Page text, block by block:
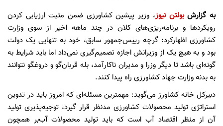
به گزارشبولتن نیوز، وزیر پیشین کشاورزی ضمن مثبت ارزیابی کردن
رویکردها و برنامه‌ریزی‌های کلان در چند ماهه اخیر از سوی وزارت
کشاورزی اظهارکرد: گرچه رییس‌جمهور سابق، خود به تنهایی یک دولت
بود و به هیچ یک از وزیرانش اجازه تصمیم‌گیری نمی‌داد اما باید شرایط به
گونه‌ای باشد تا دیگر وزرا و مدیران ناکارآمد، بله‌ قربان‌گو و دروغگو نتوانند
به بدنه وزارت جهاد کشاورزی راه پیدا کنند.
دبیرکل خانه کشاورز می‌گوید: مهمترین مسئله‌ای که امروز باید در تدوین
استراتژی تولید محصولات کشاورزی مدنظر قرار گیرد، توجیه‌پذیری تولید
آن از منظر اقتصاد آب است که باید تولید محصولات آب‌بر همچون